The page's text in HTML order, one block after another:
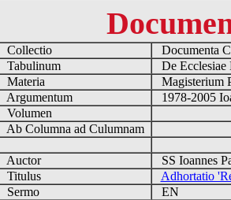
Collectio
Documenta
Tabulinum
De
Materia
Magisterium
Argumentum
1978-2005
Volumen
Ab Columna ad Culumnam
Auctor
SS Ioannes
Titulus
Adhortatio
Sermo
EN